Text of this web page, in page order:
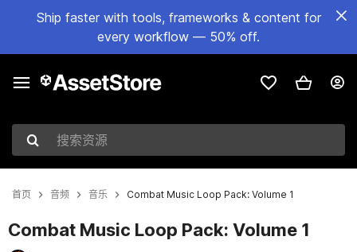
Ship faster with tools, frameworks & content for
every workflow — 50% off.
搜索资源
首页 音频 音乐 Combat Music Loop Pack: Volume 1
Combat Music Loop Pack: Volume 1